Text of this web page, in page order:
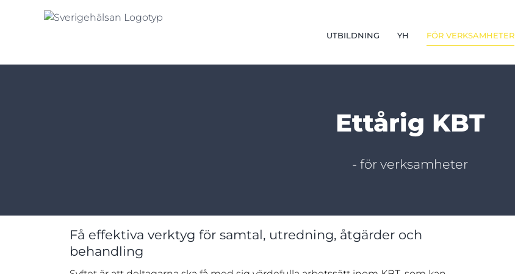
UTBILDNING YH FÖR VERKSAMHETER
Ettårig KBT
- för verksamheter
Få effektiva verktyg för samtal, utredning, åtgärder och
behandling